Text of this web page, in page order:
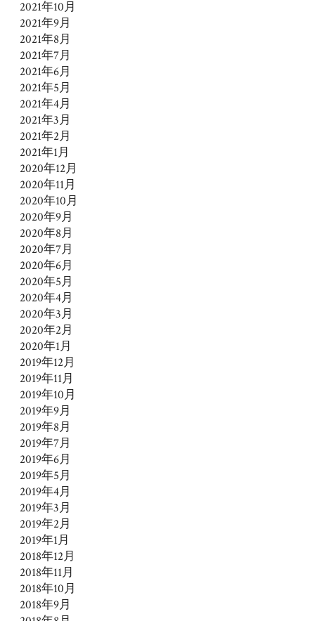
2021年10月
2021年9月
2021年8月
2021年7月
2021年6月
2021年5月
2021年4月
2021年3月
2021年2月
2021年1月
2020年12月
2020年11月
2020年10月
2020年9月
2020年8月
2020年7月
2020年6月
2020年5月
2020年4月
2020年3月
2020年2月
2020年1月
2019年12月
2019年11月
2019年10月
2019年9月
2019年8月
2019年7月
2019年6月
2019年5月
2019年4月
2019年3月
2019年2月
2019年1月
2018年12月
2018年11月
2018年10月
2018年9月